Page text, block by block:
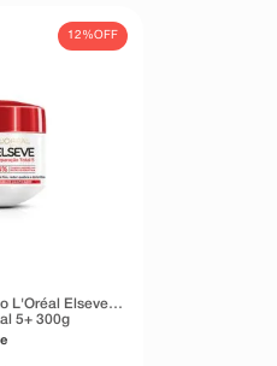
12%OFF
L'Oréal Elseve
5+ 300g